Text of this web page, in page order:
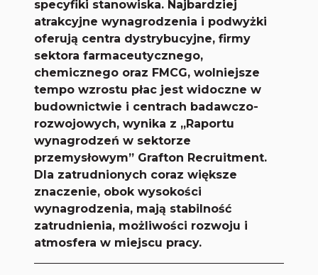
specyfiki stanowiska. Najbardziej
atrakcyjne wynagrodzenia i podwyżki
oferują centra dystrybucyjne, firmy
sektora farmaceutycznego,
chemicznego oraz FMCG, wolniejsze
tempo wzrostu płac jest widoczne w
budownictwie i centrach badawczo-
rozwojowych, wynika z „Raportu
wynagrodzeń w sektorze
przemysłowym” Grafton Recruitment.
Dla zatrudnionych coraz większe
znaczenie, obok wysokości
wynagrodzenia, mają stabilność
zatrudnienia, możliwości rozwoju i
atmosfera w miejscu pracy.